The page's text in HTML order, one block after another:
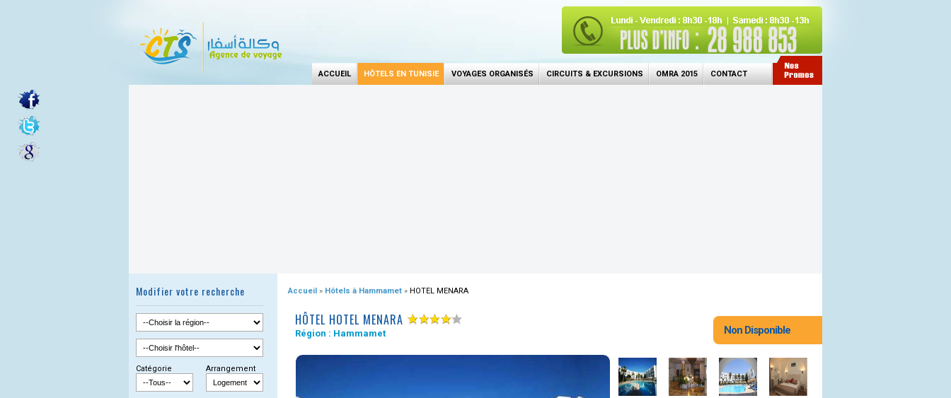
ACCUEIL HÔTELS EN TUNISIE VOYAGES ORGANISÉS CIRCUITS & EXCURSIONS OMRA 2015 CONTACT
Modifier votre recherche
Catégorie Arrangement
Accueil » Hôtels à Hammamet » HOTEL MENARA
HÔTEL HOTEL MENARA
Région : Hammamet Non Disponible